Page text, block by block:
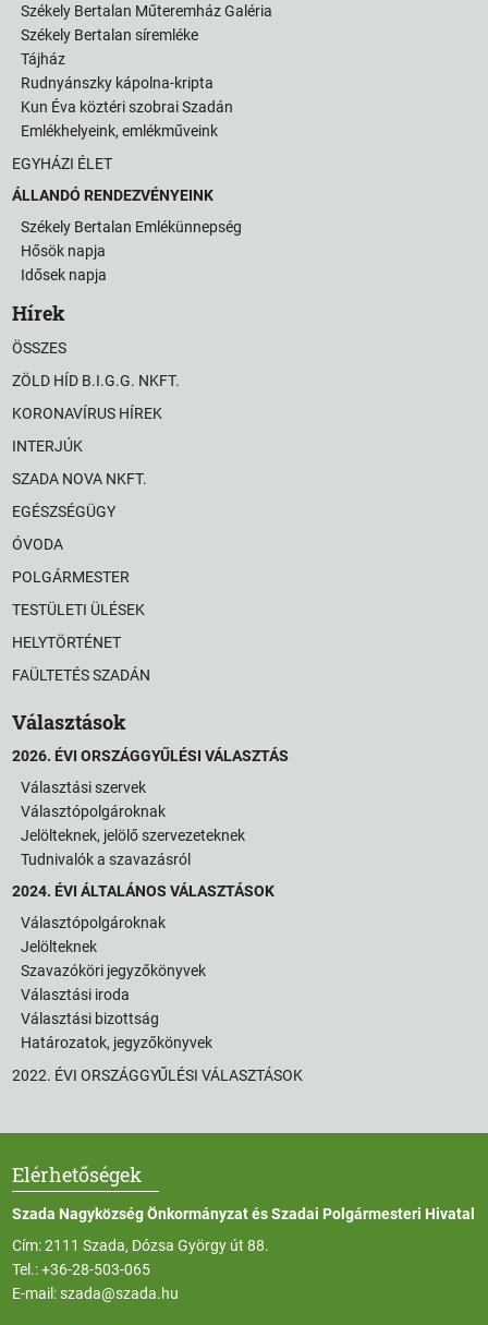
Székely Bertalan Műteremház Galéria
Székely Bertalan síremléke
Tájház
Rudnyánszky kápolna-kripta
Kun Éva köztéri szobrai Szadán
Emlékhelyeink, emlékműveink
EGYHÁZI ÉLET
ÁLLANDÓ RENDEZVÉNYEINK
Székely Bertalan Emlékünnepség
Hősök napja
Idősek napja
Hírek
ÖSSZES
ZÖLD HÍD B.I.G.G. NKFT.
KORONAVÍRUS HÍREK
INTERJÚK
SZADA NOVA NKFT.
EGÉSZSÉGÜGY
ÓVODA
POLGÁRMESTER
TESTÜLETI ÜLÉSEK
HELYTÖRTÉNET
FAÜLTETÉS SZADÁN
Választások
2026. ÉVI ORSZÁGGYŰLÉSI VÁLASZTÁS
Választási szervek
Választópolgároknak
Jelölteknek, jelölő szervezeteknek
Tudnivalók a szavazásról
2024. ÉVI ÁLTALÁNOS VÁLASZTÁSOK
Választópolgároknak
Jelölteknek
Szavazóköri jegyzőkönyvek
Választási iroda
Választási bizottság
Határozatok, jegyzőkönyvek
2022. ÉVI ORSZÁGGYŰLÉSI VÁLASZTÁSOK
Elérhetőségek
Szada Nagyközség Önkormányzat és Szadai Polgármesteri Hivatal
Cím: 2111 Szada, Dózsa György út 88.
Tel.:+36-28-503-065
E-mail:szada@szada.hu